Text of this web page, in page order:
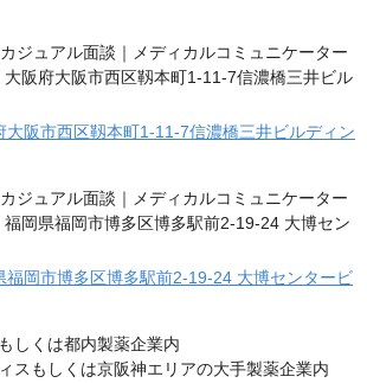
阪市西区靱本町1-11-7信濃橋三井ビルディン
岡市博多区博多駅前2-19-24 大博センタービ
しくは都内製薬企業内
スもしくは京阪神エリアの大手製薬企業内